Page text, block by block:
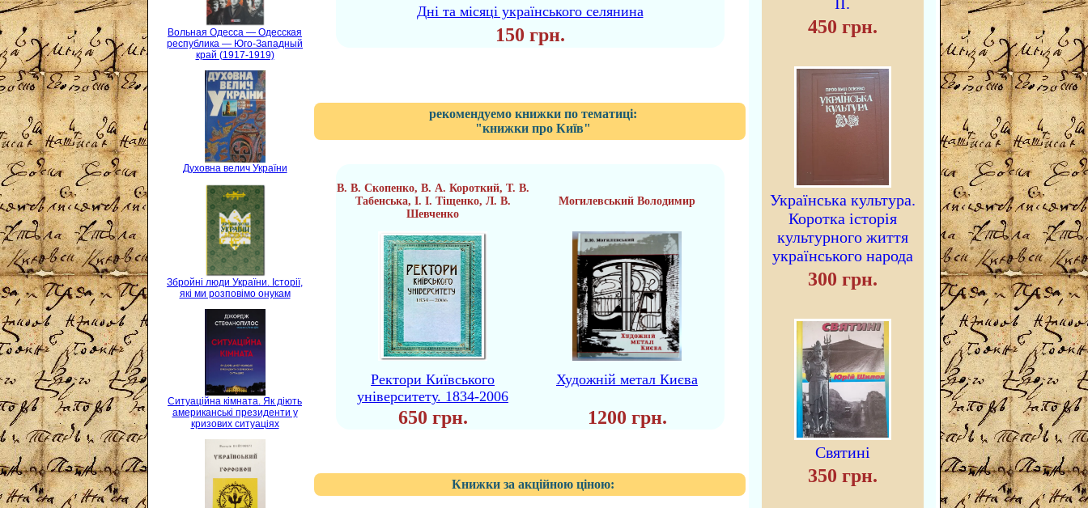
Вольная Одесса — Одесская
республика — Юго-Западный
край (1917-1919)
Духовна велич України
Збройні люди України. Історії,
які ми розповімо онукам
Ситуаційна кімната. Як діють
американські президенти у
кризових ситуаціях
Дні та місяці українського селянина
150 грн.
рекомендуемо книжки по тематиці:
"книжки про Київ"
В. В. Скопенко, В. А. Короткий, Т. В.
Табенська, І. І. Тіщенко, Л. В.
Шевченко
Могилевський Володимир
Ректори Київського
університету. 1834-2006
Художній метал Києва
650 грн. 1200 грн.
Книжки за акційною ціною:
450 грн.
Українська культура.
Коротка історія
культурного життя
українського народа
300 грн.
Святині
350 грн.